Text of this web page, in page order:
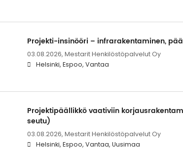
Projekti-insinööri – infrarakentaminen,
03.08.2026, Mestarit Henkilöstöpalvelut Oy
Helsinki, Espoo, Vantaa
Projektipäällikkö vaativiin
seutu)
03.08.2026, Mestarit Henkilöstöpalvelut Oy
Helsinki, Espoo, Vantaa, Uusimaa